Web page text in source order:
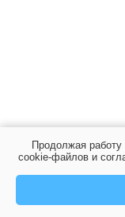
Продолжая
cookie-файлов и